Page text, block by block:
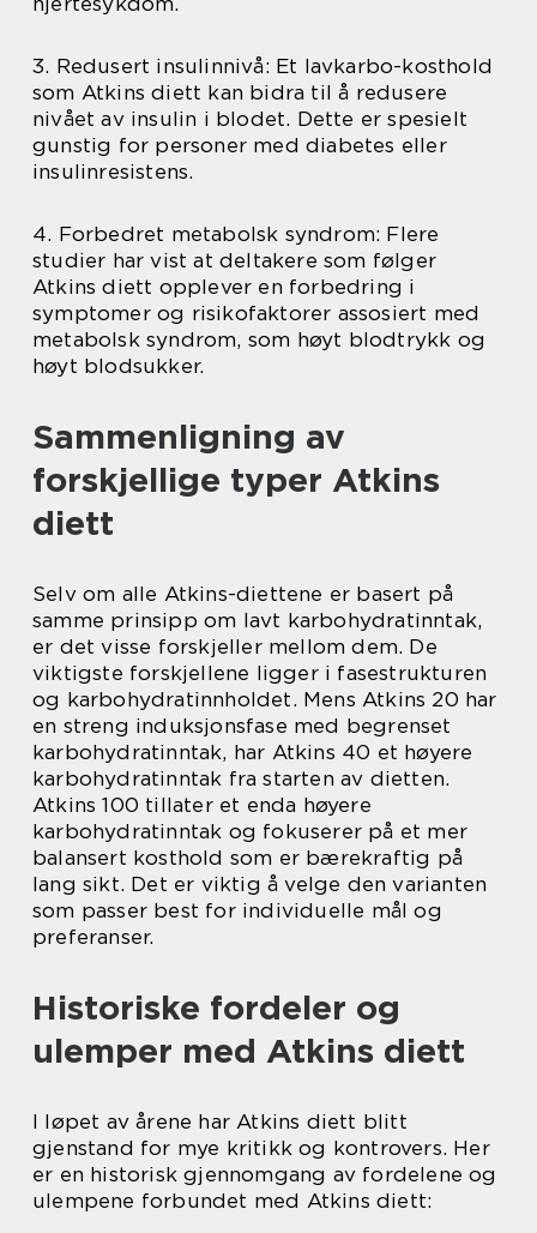
3. Redusert insulinnivå: Et lavkarbo-kosthold
som Atkins diett kan bidra til å redusere
nivået av insulin i blodet. Dette er spesielt
gunstig for personer med diabetes eller
insulinresistens.
4. Forbedret metabolsk syndrom: Flere
studier har vist at deltakere som følger
Atkins diett opplever en forbedring i
symptomer og risikofaktorer assosiert med
metabolsk syndrom, som høyt blodtrykk og
høyt blodsukker.
Sammenligning av
forskjellige typer Atkins
diett
Selv om alle Atkins-diettene er basert på
samme prinsipp om lavt karbohydratinntak,
er det visse forskjeller mellom dem. De
viktigste forskjellene ligger i fasestrukturen
og karbohydratinnholdet. Mens Atkins 20 har
en streng induksjonsfase med begrenset
karbohydratinntak, har Atkins 40 et høyere
karbohydratinntak fra starten av dietten.
Atkins 100 tillater et enda høyere
karbohydratinntak og fokuserer på et mer
balansert kosthold som er bærekraftig på
lang sikt. Det er viktig å velge den varianten
som passer best for individuelle mål og
preferanser.
Historiske fordeler og
ulemper med Atkins diett
I løpet av årene har Atkins diett blitt
gjenstand for mye kritikk og kontrovers. Her
er en historisk gjennomgang av fordelene og
ulempene forbundet med Atkins diett: